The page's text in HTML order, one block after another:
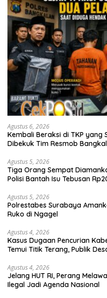
Agustus 6, 2026
Kembali Beraksi di TKP yang
Dibekuk Tim Resmob
Agustus 5, 2026
Tiga Orang Sempat
Polisi Bantah Isu Tebusan
Agustus 5, 2026
Polrestabes Surabaya
Ruko di Ngagel
Agustus 4, 2026
Kasus Dugaan Pencurian
Temui Titik Terang, Publik
Agustus 4, 2026
Jelang HUT RI, Perang
Ilegal Jadi Agenda Nasional